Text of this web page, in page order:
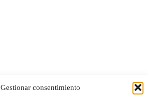
Gestionar consentimiento